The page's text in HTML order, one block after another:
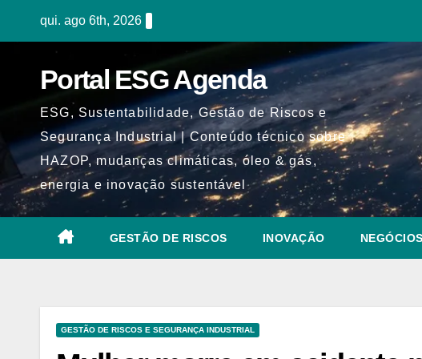
qui. ago 6th, 2026
Portal ESG Agenda
ESG, Sustentabilidade, Gestão de Riscos e
Segurança Industrial | Conteúdo técnico sobre
HAZOP, mudanças climáticas, óleo & gás,
energia e inovação sustentável
GESTÃO DE RISCOS INOVAÇÃO NEGÓCIOS
GESTÃO DE RISCOS E SEGURANÇA INDUSTRIAL